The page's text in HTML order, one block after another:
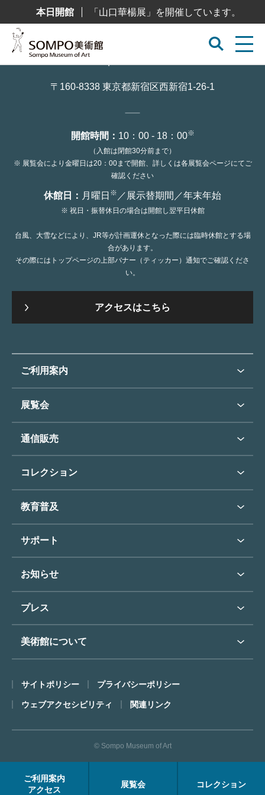
テ
本日開館 「山口華楊展」を開催しています。
ご利用案内
アクセス
展覧会 コレクション
〒160-8338 東京都新宿区西新宿1-26-1
開館時間： 10：00 - 18：00※
（入館は閉館30分前まで）
※ 展覧会により金曜日は20：00まで開館、詳しくは各展覧会ページにてご
確認ください
休館日： 月曜日 ※ ／展示替期間／年末年始
※ 祝日・振替休日の場合は開館し翌平日休館
台風、大雪などにより、JR等が計画運休となった際には臨時休館とする場
合があります。
その際にはトップページの上部バナー（ティッカー）通知でご確認くださ
い。
アクセスはこちら
ご利用案内
ご利用案内トップ
開館時間・休館日
アクセス
団体のご利用について
バリアフリー／小さなお子様
フロアマップ
ミュージアムショップ
カフェ
展覧会
展覧会・イベントトップ
次回の展覧会
展覧会スケジュール
過去の展覧会
通信販売
通信販売トップ
コレクション
コレクショントップ
東郷青児
コレクションハイライト
教育普及
教育普及トップ
オンラインで美術鑑賞
博物館実習について
サポート
よくあるご質問
東郷⻘児作品著作権申請
お知らせ
お知らせトップ
プレス
プレスリリーストップ
美術館について
ごあいさつ
コンセプト
沿革
FACEアーカイブス
サイトポリシー プライバシーポリシー
ウェブアクセシビリティ 関連リンク
© Sompo Museum of Art